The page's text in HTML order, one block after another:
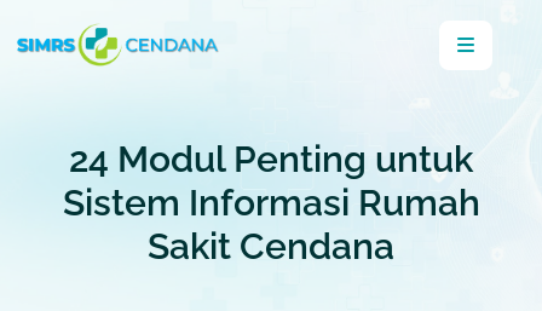
24 Modul Penting untuk
Sistem Informasi Rumah
Sakit Cendana